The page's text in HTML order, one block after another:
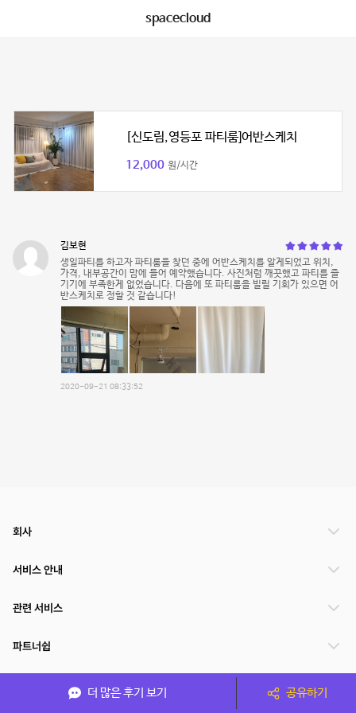
spacecloud
[신도림,영등포 파티룸]어반스케치
12,000 원/시간
김보현
생일파티를 하고자 파티룸을 찾던 중에 어반스케치를 알게되었고 위치,
가격, 내부공간이 맘에 들어 예약했습니다. 사진처럼 깨끗했고 파티를 즐
기기에 부족한게 없었습니다. 다음에 또 파티룸을 빌릴 기회가 있으면 어
반스케치로 정할 것 같습니다!
2020-09-21 08:33:52
더 많은 후기 보기 공유하기
회사
서비스 안내
관련 서비스
파트너쉽
서비스 제공 국가